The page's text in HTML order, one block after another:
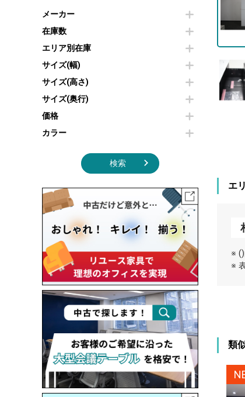
プリンター・コピー機
コートハンガー・ポールハンガー
傘立て
食器棚・キッチンキャビネット
オフィスアクセサリーその他
カウンターテーブル
センターテーブル・サイドテーブル
カフェテーブル
ソファ
シェルフ
ダストボックス（ゴミ箱）
インテリア家具その他
冷蔵庫・洗濯機
空気清浄機・加湿器
電子レンジ
液晶テレビ・モニター類
エアコン
照明機器
季節家電
その他キッチン家電・オフィス家電
メーカー
在庫数
エリア別在庫
サイズ(幅)
サイズ(高さ)
サイズ(奥行)
価格
カラー
検索
エ
※ ()
※
類